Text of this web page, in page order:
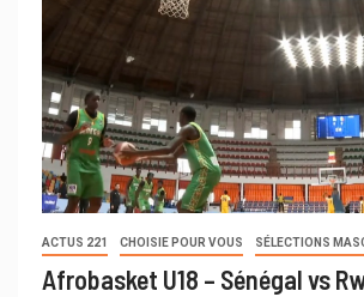
ACTUS 221 CHOISIE POUR VOUS SÉLECTIONS
Afrobasket U18 – Sénégal vs